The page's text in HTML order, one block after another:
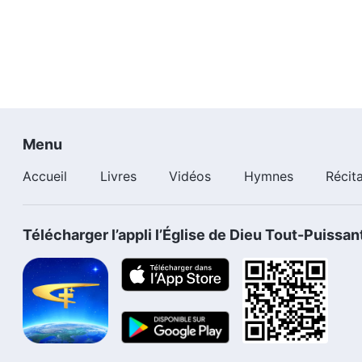
Menu
Accueil Livres Vidéos Hymnes
Télécharger l’appli l’Église de Dieu Tout-